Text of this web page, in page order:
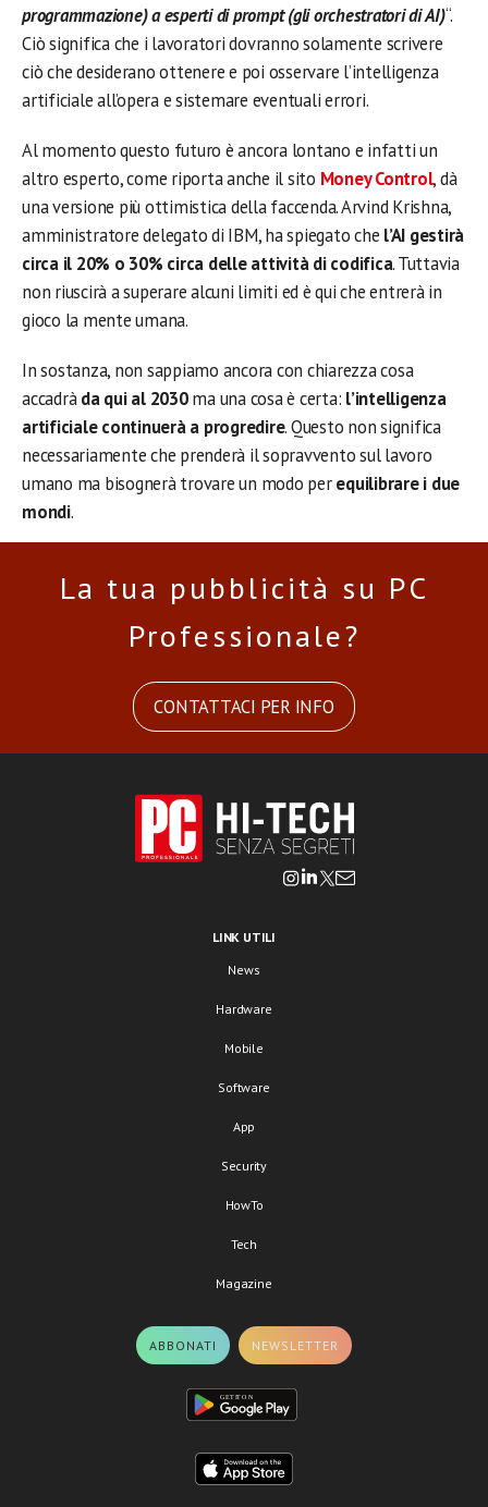
programmazione) a esperti di prompt (gli orchestratori di AI)“.
Ciò significa che i lavoratori dovranno solamente scrivere
ciò che desiderano ottenere e poi osservare l’intelligenza
artificiale all’opera e sistemare eventuali errori.
Al momento questo futuro è ancora lontano e infatti un
altro esperto, come riporta anche il sito Money Control, dà
una versione più ottimistica della faccenda. Arvind Krishna,
amministratore delegato di IBM, ha spiegato che l’AI gestirà
circa il 20% o 30% circa delle attività di codifica. Tuttavia
non riuscirà a superare alcuni limiti ed è qui che entrerà in
gioco la mente umana.
In sostanza, non sappiamo ancora con chiarezza cosa
accadràda qui al 2030ma una cosa è certa: l’intelligenza
artificiale continuerà a progredire. Questo non significa
necessariamente che prenderà il sopravvento sul lavoro
umano ma bisognerà trovare un modo perequilibrare i due
mondi.
La tua pubblicità su PC
Professionale?
CONTATTACI PER INFO
LINK UTILI
News
Hardware
Mobile
Software
App
Security
HowTo
Tech
Magazine
ABBONATI NEWSLETTER